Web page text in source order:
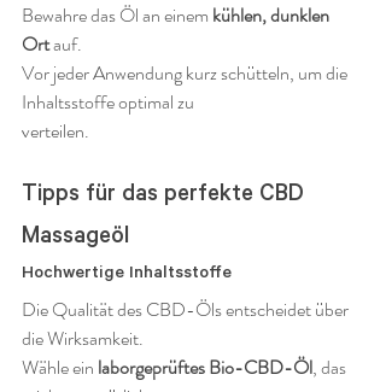
Bewahre das Öl an einem kühlen, dunklen
Ort auf.
Vor jeder Anwendung kurz schütteln, um die
Inhaltsstoffe optimal zu
verteilen.
Tipps für das perfekte CBD
Massageöl
Hochwertige Inhaltsstoffe
Die Qualität des CBD-Öls entscheidet über
die Wirksamkeit.
Wähle ein laborgeprüftes Bio-CBD-Öl, das